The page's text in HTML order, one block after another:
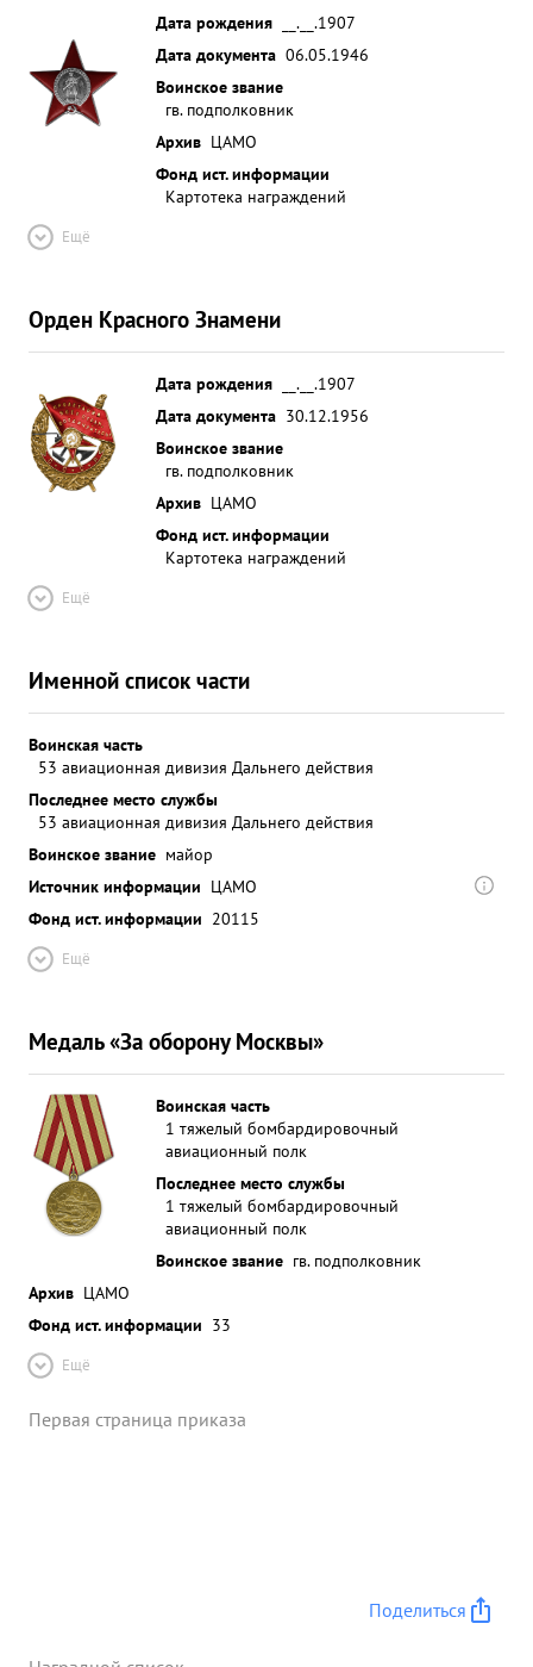
Дата рождения
__.__.1907
Дата документа 06.05.1946
Воинское звание
гв. подполковник
Архив ЦАМО
Фонд ист. информации
Картотека награждений
Ещё
Орден Красного Знамени
Дата рождения
__.__.1907
Дата документа 30.12.1956
Воинское звание
гв. подполковник
Архив ЦАМО
Фонд ист. информации
Картотека награждений
Ещё
Именной список части
Воинская часть
53 авиационная дивизия Дальнего действия
Последнее место службы
53 авиационная дивизия Дальнего действия
Воинское звание майор
Источник информации ЦАМО
Фонд ист. информации 20115
Ещё
Медаль «За оборону Москвы»
Воинская часть
1 тяжелый бомбардировочный
авиационный полк
Последнее место службы
1 тяжелый бомбардировочный
авиационный полк
Воинское звание гв. подполковник
Архив ЦАМО
Фонд ист. информации 33
Ещё
Первая страница приказа
Поделиться